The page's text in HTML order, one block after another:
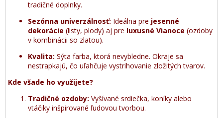
tradičné doplnky.
Sezónna univerzálnosť: Ideálna pre jesenné
dekorácie (listy, plody) aj pre luxusné Vianoce (ozdoby
v kombinácii so zlatou).
Kvalita: Sýta farba, ktorá nevybledne. Okraje sa
nestrapkajú, čo uľahčuje vystrihovanie zložitých tvarov.
Kde všade ho využijete?
Tradičné ozdoby: Vyšívané srdiečka, koníky alebo
vtáčiky inšpirované ľudovou tvorbou.